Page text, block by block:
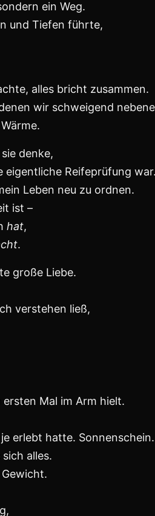
aufhalten,
Richtungen treiben.
Liebe zu meiner Tochter.
entstand,
großen Liebe